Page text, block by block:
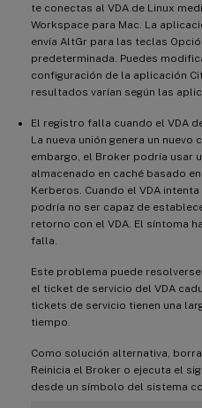
te conectas al VDA de Linux
Workspace para Mac. La
envía AltGr para las teclas
predeterminada. Puedes
configuración de la aplicación
resultados varían según las
El registro falla cuando el VDA
La nueva unión genera un
embargo, el Broker podría usar
almacenado en caché basado
Kerberos. Cuando el VDA
podría no ser capaz de
retorno con el VDA. El síntoma
falla.
Este problema puede
el ticket de servicio del VDA
tickets de servicio tienen una
tiempo.
Como solución alternativa,
Reinicia el Broker o ejecuta el
desde un símbolo del sistema